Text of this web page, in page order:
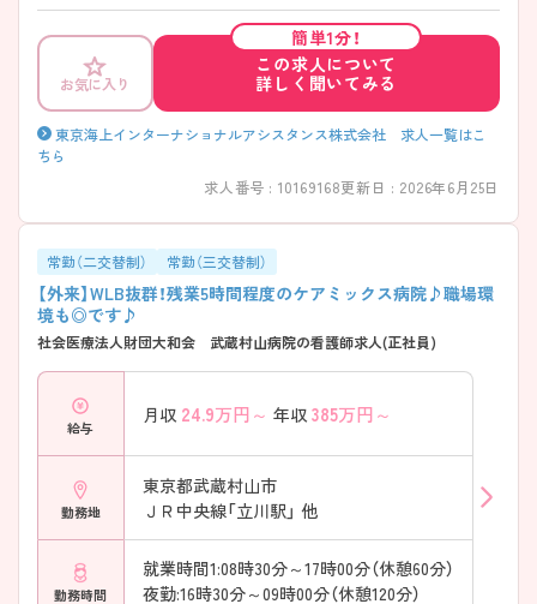
わせて海外旅行へ行く方も多くいらっしゃいます♪「誰かの役に立ちた
い」ホスピタリティ溢れる方、チームプレーで目標達成することに喜びを
見出せる方、チャレンジ精神旺盛な方、これまで培ってきた医療知識と英
語力を生かして活躍してみませんか？ ご興味のある方は面接対策ポイン
トなどお話致しますのでお気軽にお問い合わせください。
お気に入り
簡単1分！
この求人について
詳しく聞いてみる
東京海上インターナショナルアシスタンス株式会社 求人一覧はこ
ちら
求人番号 : 10169168更新日 : 2026年6月25日
常勤（二交替制） 常勤（三交替制）
【外来】WLB抜群！残業5時間程度のケアミックス病院♪職場環
境も◎です♪
社会医療法人財団大和会 武蔵村山病院の看護師求人(正社員)
給与
月収 24.9万円～ 年収 385万円～
勤務地
東京都武蔵村山市
ＪＲ中央線「立川駅」 他
勤務時間
就業時間1:08時30分～17時00分（休憩60分）
夜勤:16時30分～09時00分（休憩120分）